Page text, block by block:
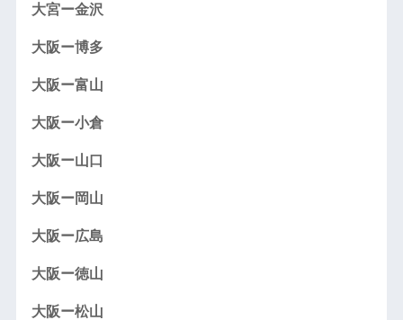
大宮ー金沢
大阪ー博多
大阪ー富山
大阪ー小倉
大阪ー山口
大阪ー岡山
大阪ー広島
大阪ー徳山
大阪ー松山